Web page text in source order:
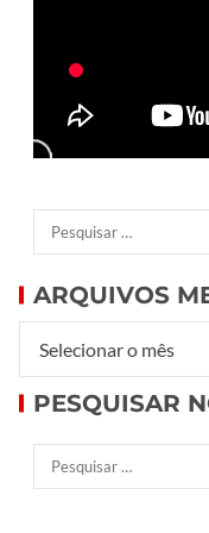
ARQUIVOS
PESQUISAR